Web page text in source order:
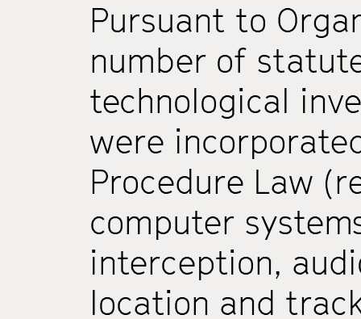
Pursuant to
number of
technological
were
Procedure Law
computer
interception,
location and